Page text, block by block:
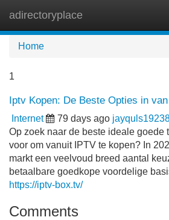
adirectoryplace
Home
1
Iptv Kopen: De Beste Opties in
Internet 79 days ago
Op zoek naar de beste ideale goede
voor om vanuit IPTV te kopen? In
markt een veelvoud breed aantal
betaalbare goedkope voordelige
https://iptv-box.tv/
Comments